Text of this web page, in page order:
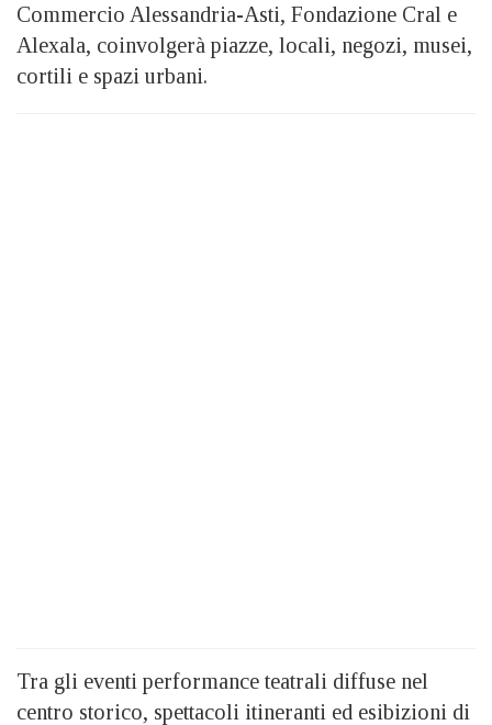
Commercio Alessandria-Asti, Fondazione Cral e
Alexala, coinvolgerà piazze, locali, negozi, musei,
cortili e spazi urbani.
Tra gli eventi performance teatrali diffuse nel
centro storico, spettacoli itineranti ed esibizioni di